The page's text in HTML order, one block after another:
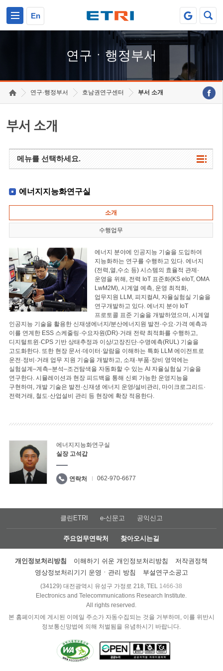
En
연구ㆍ행정부서
연구·행정부서 호남권연구센터 부서 소개
부서 소개
메뉴를 선택하세요.
에너지지능화연구실
소개
수행업무
에너지 분야에 인공지능 기술을 도입하여
지능화하는 연구를 수행하고 있다. 에너지
(전력,열,수소 등) 시스템의 효율적 관제·
운영을 위해, 전력 IoT 표준화(KS eIoT, OMA
LwM2M), 시계열 예측, 운영 최적화,
업무지원 LLM, 피지컬AI, 자율실험실 기술을
연구개발하고 있다. 에너지 분야 IoT
프로토콜 표준 기술을 개발하였으며, 시계열
인공지능 기술을 활용한 신재생에너지/분산에너지원 발전·수요·가격 예측과
이를 연계한 ESS 스케줄링·수요자원(DR)·거래 전략 최적화를 수행하고,
디지털트윈·CPS 기반 상태추정과 이상/고장진단·수명예측(RUL) 기술을
고도화한다. 또한 현장 문서·데이터·알람을 이해하는 특화 LLM 에이전트로
운전·정비·거래 업무 지원 기술을 개발하고, 소재·부품·장비 영역에는
실험설계–계측–분석–조건탐색을 자동화할 수 있는 AI 자율실험실 기술을
연구한다. 시뮬레이션과 현장 피드백을 통해 신뢰 가능한 운영지능을
구현하며, 개발 기술은 발전·신재생 에너지 운영/설비관리, 마이크로그리드·
전력거래, 철도·산업설비 관리 등 현장에 확장 적용한다.
에너지지능화연구실
실장 고석갑
연락처 062-970-6677
클린ETRI e-신문고 공익신고
주요업무연락처 찾아오시는길
개인정보처리방침 이해하기 쉬운 개인정보처리방침
저작권정책
영상정보처리기기 운영ㆍ관리 방침
부설연구소공고
(34129) 대전광역시 유성구 가정로 218, TEL 1466-38
Electronics and Telecommunications Research Institute.
All rights reserved.
본 홈페이지에 게시된 이메일 주소가 자동수집되는 것을 거부하며, 이를 위반시
정보통신망법에 의해 처벌됨을 유념하시기 바랍니다.